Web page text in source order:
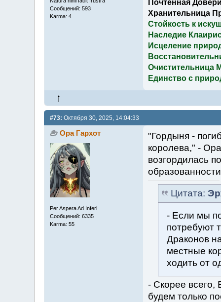
Сообщений: 593
Karma: 4
Почтенная
Хранительница
Стойкость к
Наследие
Исцеление
Очистительница
Единство с
#73: Октября 30, 2025, 14:04:33
Ора Гархот
Per Aspera Ad Inferi
Сообщений: 6335
Karma: 55
"Гордыня -
королева," -
возгордилась
Цитата:
- Если мы
потребуют
Драконов
местные
ходить от
- Скорее всего,
будем только